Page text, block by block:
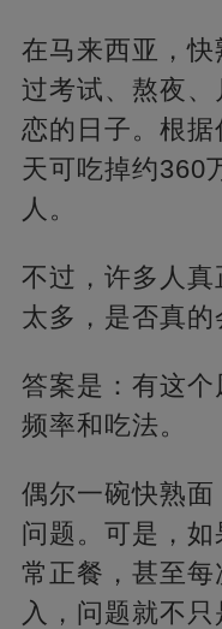
在马来西亚，
过考试、熬夜
恋的日子。根
天可吃掉约360
人。
不过，许多人
太多，是否真的
答案是：有这
频率和吃法。
偶尔一碗快熟
问题。可是，
常正餐，甚至每
入，问题就不只